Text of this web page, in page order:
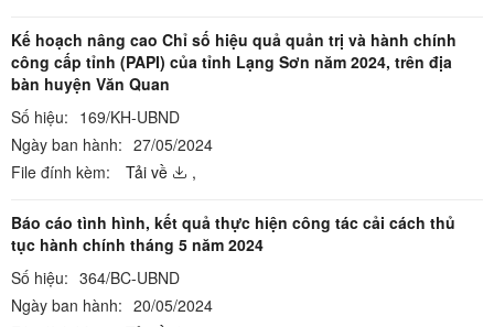
Kế hoạch nâng cao Chỉ số hiệu quả quản trị và hành chính
công cấp tỉnh (PAPI) của tỉnh Lạng Sơn năm 2024, trên địa
bàn huyện Văn Quan
Số hiệu: 169/KH-UBND
Ngày ban hành: 27/05/2024
File đính kèm:
Tải về ,
Báo cáo tình hình, kết quả thực hiện công tác cải cách thủ
tục hành chính tháng 5 năm 2024
Số hiệu: 364/BC-UBND
Ngày ban hành: 20/05/2024